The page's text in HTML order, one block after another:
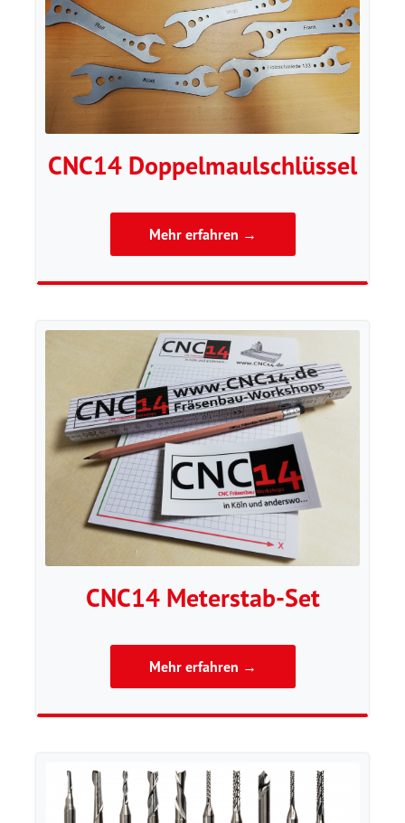
CNC14 Doppelmaulschlüssel
Mehr erfahren →
CNC14 Meterstab-Set
Mehr erfahren →